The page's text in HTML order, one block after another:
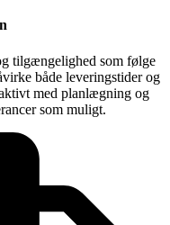
tilgængelighed som følge
både leveringstider og
med planlægning og
som muligt.